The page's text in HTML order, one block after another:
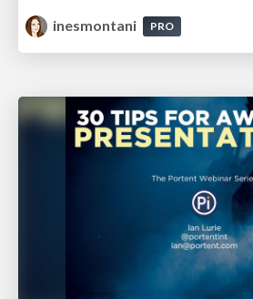
inesmontani
PRO